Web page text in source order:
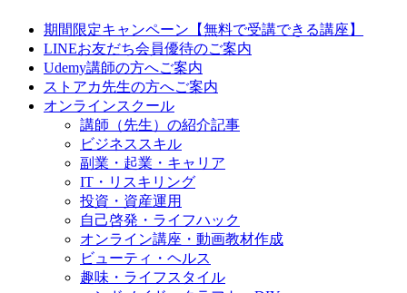
期間限定キャンペーン【無料で受講できる講座】
LINEお友だち会員優待のご案内
Udemy講師の方へご案内
ストアカ先生の方へご案内
オンラインスクール
講師（先生）の紹介記事
ビジネススキル
副業・起業・キャリア
IT・リスキリング
投資・資産運用
自己啓発・ライフハック
オンライン講座・動画教材作成
ビューティ・ヘルス
趣味・ライフスタイル